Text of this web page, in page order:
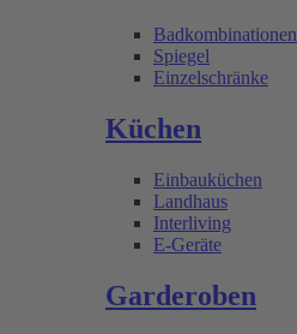
Badkombinationen
Spiegel
Einzelschränke
Küchen
Einbauküchen
Landhaus
Interliving
E-Geräte
Garderoben